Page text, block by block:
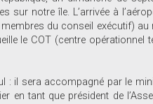
sur notre île. L’arrivée à
du conseil exécutif) au
le COT (centre
: il sera accompagné par le
en tant que président de